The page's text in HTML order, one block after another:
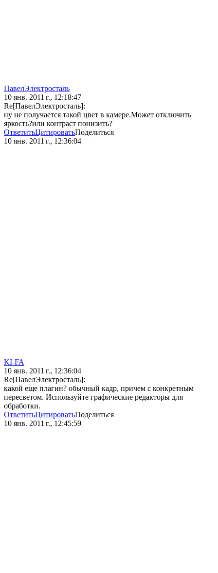
ПавелЭлектросталь
10 янв. 2011 г., 12:18:47
Re[ПавелЭлектросталь]:
ну не получается такой цвет в камере.Может отключить
яркость?или контраст понизить?
ОтветитьЦитироватьПоделиться
10 янв. 2011 г., 12:36:04
KI-FA
10 янв. 2011 г., 12:36:04
Re[ПавелЭлектросталь]:
какой еще плагин? обычный кадр, причем с конкретным
пересветом. Используйте графические редакторы для
обработки.
ОтветитьЦитироватьПоделиться
10 янв. 2011 г., 12:45:59